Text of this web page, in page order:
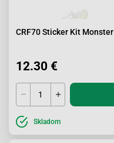
CRF70 Sticker Kit
12.30 €
Skladom